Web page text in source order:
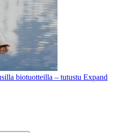
biotuotteilla – tutustu Expand